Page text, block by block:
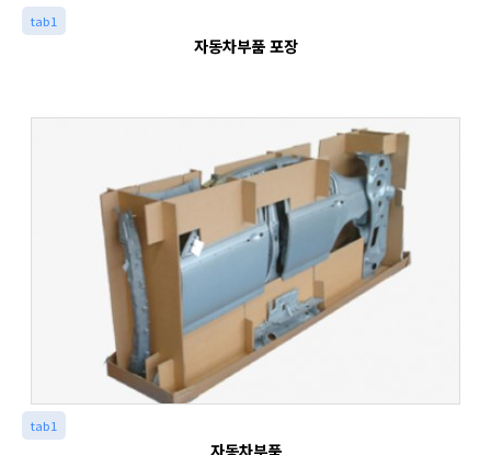
tab1
자동차부품 포장
tab1
자동차부품